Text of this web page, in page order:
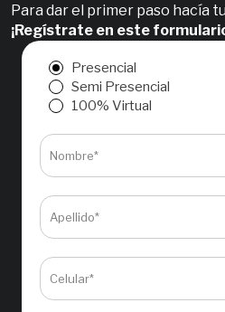
Para dar el primer paso hacía
¡Regístrate en este
Presencial
Semi Presencial
100% Virtual
Nombre*
Apellido*
Celular*